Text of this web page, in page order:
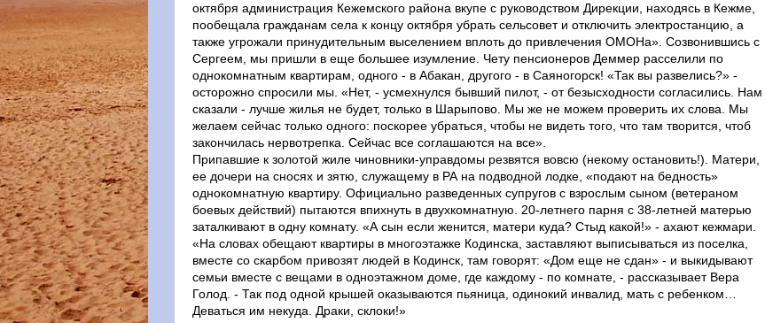
октября администрация Кежемского района вкупе с руководством Дирекции, находясь в Кежме,
пообещала гражданам села к концу октября убрать сельсовет и отключить электростанцию, а
также угрожали принудительным выселением вплоть до привлечения ОМОНа». Созвонившись с
Сергеем, мы пришли в еще большее изумление. Чету пенсионеров Деммер расселили по
однокомнатным квартирам, одного - в Абакан, другого - в Саяногорск! «Так вы развелись?» -
осторожно спросили мы. «Нет, - усмехнулся бывший пилот, - от безысходности согласились. Нам
сказали - лучше жилья не будет, только в Шарыпово. Мы же не можем проверить их слова. Мы
желаем сейчас только одного: поскорее убраться, чтобы не видеть того, что там творится, чтоб
закончилась нервотрепка. Сейчас все соглашаются на все».
Припавшие к золотой жиле чиновники-управдомы резвятся вовсю (некому остановить!). Матери,
ее дочери на сносях и зятю, служащему в РА на подводной лодке, «подают на бедность»
однокомнатную квартиру. Официально разведенных супругов с взрослым сыном (ветераном
боевых действий) пытаются впихнуть в двухкомнатную. 20-летнего парня с 38-летней матерью
заталкивают в одну комнату. «А сын если женится, матери куда? Стыд какой!» - ахают кежмари.
«На словах обещают квартиры в многоэтажке Кодинска, заставляют выписываться из поселка,
вместе со скарбом привозят людей в Кодинск, там говорят: «Дом еще не сдан» - и выкидывают
семьи вместе с вещами в одноэтажном доме, где каждому - по комнате, - рассказывает Вера
Голод. - Так под одной крышей оказываются пьяница, одинокий инвалид, мать с ребенком…
Деваться им некуда. Драки, склоки!»